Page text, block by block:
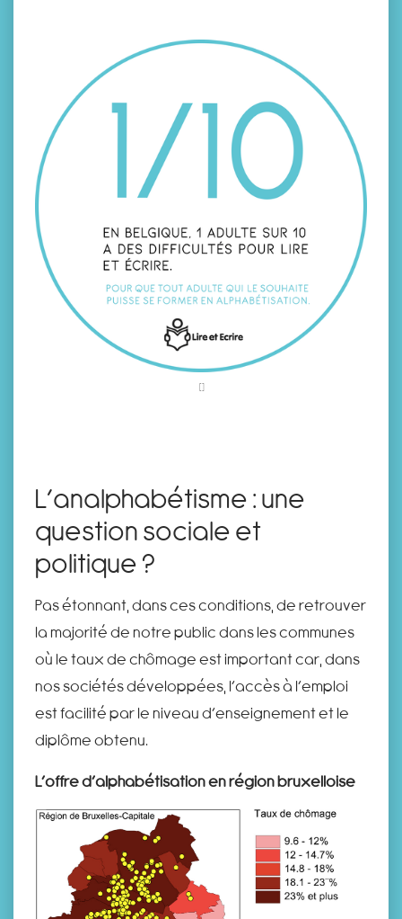
L’analphabétisme : une
question sociale et
politique ?
Pas étonnant, dans ces conditions, de retrouver
la majorité de notre public dans les communes
où le taux de chômage est important car, dans
nos sociétés développées, l’accès à l’emploi
est facilité par le niveau d’enseignement et le
diplôme obtenu.
L’offre d’alphabétisation en région bruxelloise